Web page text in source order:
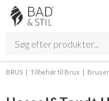
BRUS Tilbehør til Brus